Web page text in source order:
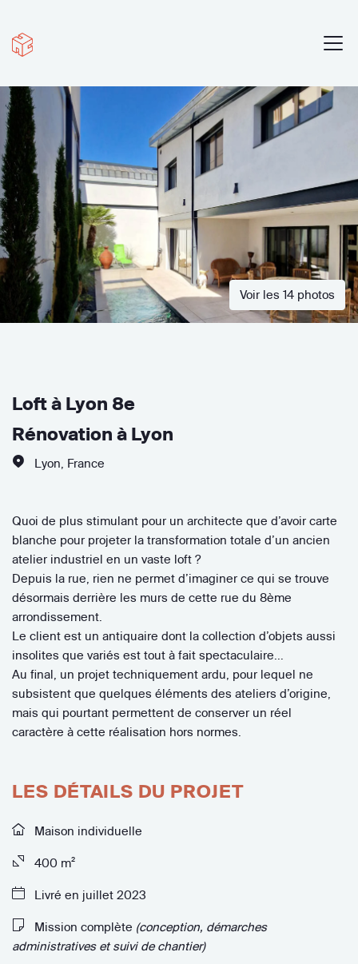
Voir les 14 photos
Loft à Lyon 8e
Rénovation à Lyon
Lyon France
Quoi de plus stimulant pour un architecte que d’avoir carte
blanche pour projeter la transformation totale d’un ancien
atelier industriel en un vaste loft ?
Depuis la rue, rien ne permet d’imaginer ce qui se trouve
désormais derrière les murs de cette rue du 8ème
arrondissement.
Le client est un antiquaire dont la collection d’objets aussi
insolites que variés est tout à fait spectaculaire…
Au final, un projet techniquement ardu, pour lequel ne
subsistent que quelques éléments des ateliers d’origine,
mais qui pourtant permettent de conserver un réel
caractère à cette réalisation hors normes.
LES DÉTAILS DU PROJET
Maison individuelle
400 m²
Livré en juillet 2023
Mission complète (conception, démarches
administratives et suivi de chantier)